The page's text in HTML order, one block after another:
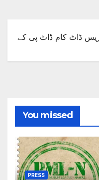
ڈاٹ کام ڈاٹ پی کے
You missed
PRESS